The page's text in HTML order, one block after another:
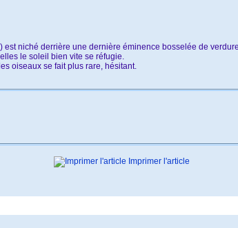
est niché derrière une dernière éminence bosselée de
le soleil bien vite se réfugie.
oiseaux se fait plus rare, hésitant.
Imprimer l'article